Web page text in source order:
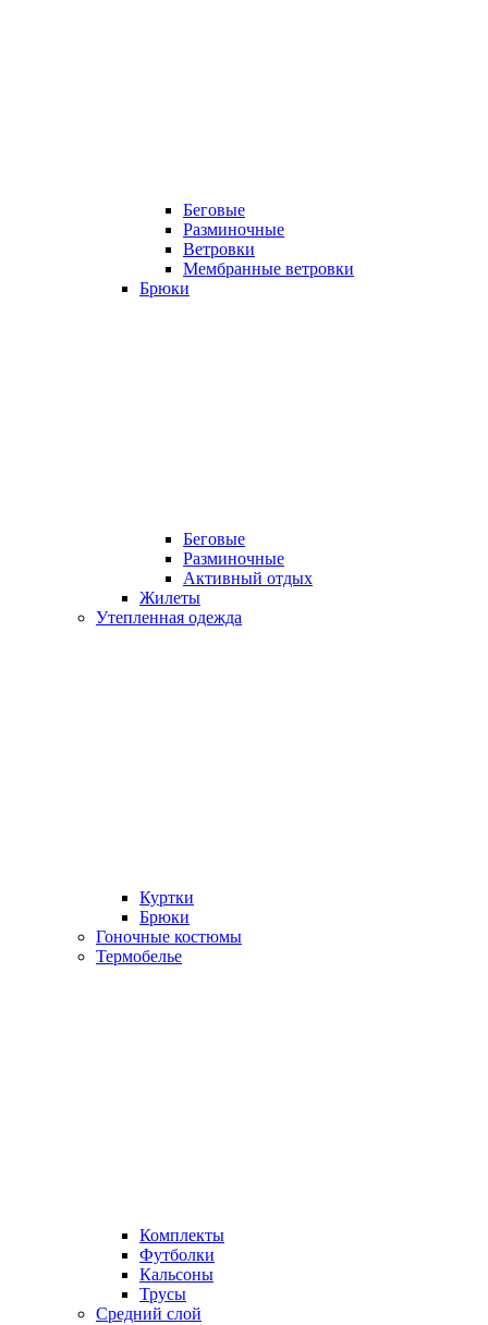
Беговые
Разминочные
Ветровки
Мембранные ветровки
Брюки
Беговые
Разминочные
Активный отдых
Жилеты
Утепленная одежда
Куртки
Брюки
Гоночные костюмы
Термобелье
Комплекты
Футболки
Кальсоны
Трусы
Средний слой